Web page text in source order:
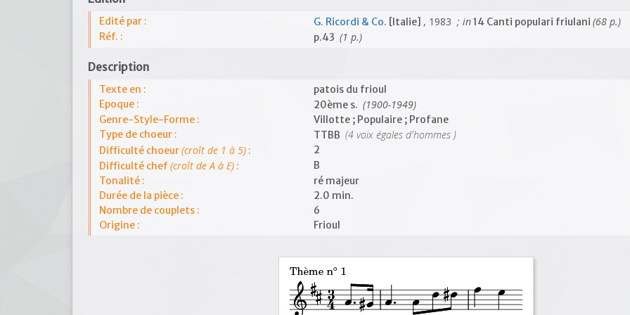
Edité par : G. Ricordi & Co. [Italie] , 1983 ; in14 Canti populari friulani(68 p.)
Réf. : p.43 (1 p.)
Description
Texte en :
patois du frioul
Epoque :
20ème s. (1900-1949)
Genre-Style-Forme :
Villotte ; Populaire ; Profane
Type de choeur :
TTBB (4 voix égales d'hommes )
Difficulté choeur(croît de 1 à 5) :
2
Difficulté chef (croît de A à E) :
B
Tonalité :
ré majeur
Durée de la pièce :
2.0 min.
Nombre de couplets :
6
Origine :
Frioul